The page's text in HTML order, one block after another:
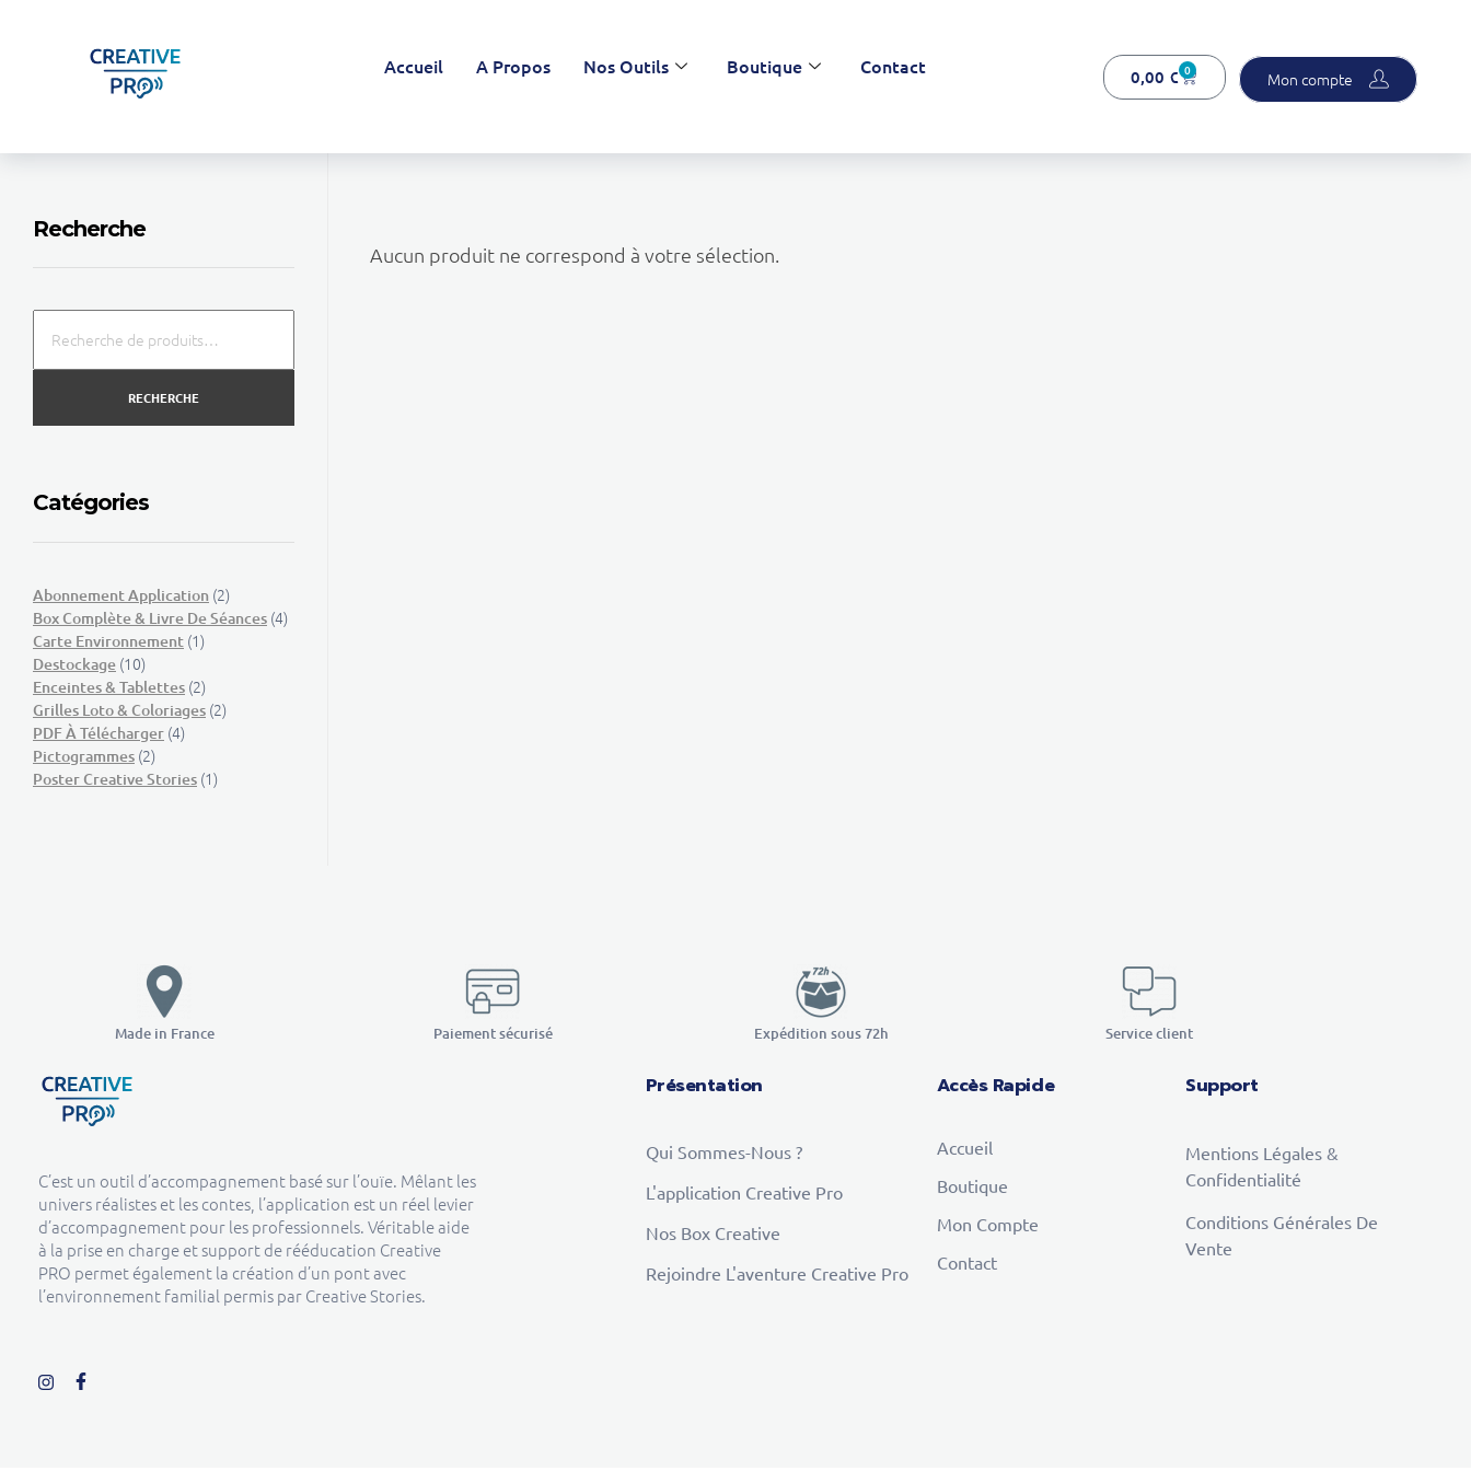
Accueil A Propos Nos Outils Boutique Contact 0,00 € 0 Mon compte
Aucun produit ne correspond à votre sélection.
Recherche
RECHERCHE
Catégories
Abonnement Application (2)
Box Complète & Livre De Séances (4)
Carte Environnement (1)
Destockage (10)
Enceintes & Tablettes (2)
Grilles Loto & Coloriages (2)
PDF À Télécharger (4)
Pictogrammes (2)
Poster Creative Stories (1)
Made in France Paiement sécurisé Expédition sous 72h Service client
C’est un outil d’accompagnement basé sur l’ouïe. Mêlant les
univers réalistes et les contes, l’application est un réel levier
d’accompagnement pour les professionnels. Véritable aide
à la prise en charge et support de rééducation Creative
PRO permet également la création d’un pont avec
l’environnement familial permis par Creative Stories.
Présentation
Qui Sommes-Nous ?
L'application Creative Pro
Nos Box Creative
Rejoindre L'aventure Creative Pro
Accès Rapide
Accueil
Boutique
Mon Compte
Contact
Support
Mentions Légales &
Confidentialité
Conditions Générales De
Vente